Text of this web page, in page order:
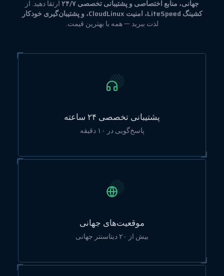
جهانی، منابع اختصاصی و پشتیبانی تخصصی ۲۴/۷
ارتقا دهید. از
کشینگ LiteSpeed، امنیت CloudLinux، و پشتیبان‌گیری خودکار
لذت ببرید — همه با بهترین قیمت.
پشتیبانی تخصصی ۲۴ ساعته
پاسخ‌گویی در ۱۰ دقیقه
موقعیت‌های جهانی
بیش از ۲۰ دیتاسنتر جهانی